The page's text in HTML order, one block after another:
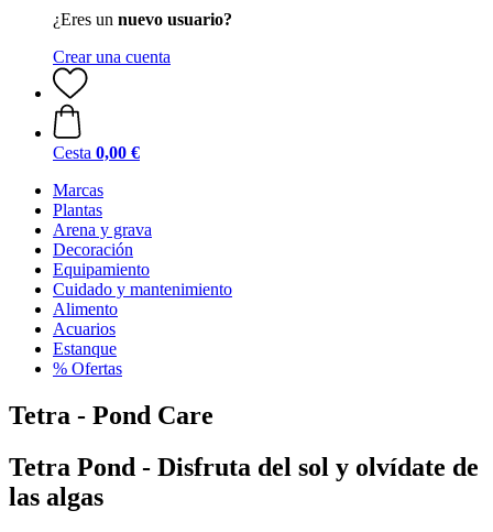
¿Eres un nuevo usuario?
Crear una cuenta
Cesta 0,00 €
Marcas
Plantas
Arena y grava
Decoración
Equipamiento
Cuidado y mantenimiento
Alimento
Acuarios
Estanque
% Ofertas
Tetra - Pond Care
Tetra Pond - Disfruta del sol y olvídate de
las algas